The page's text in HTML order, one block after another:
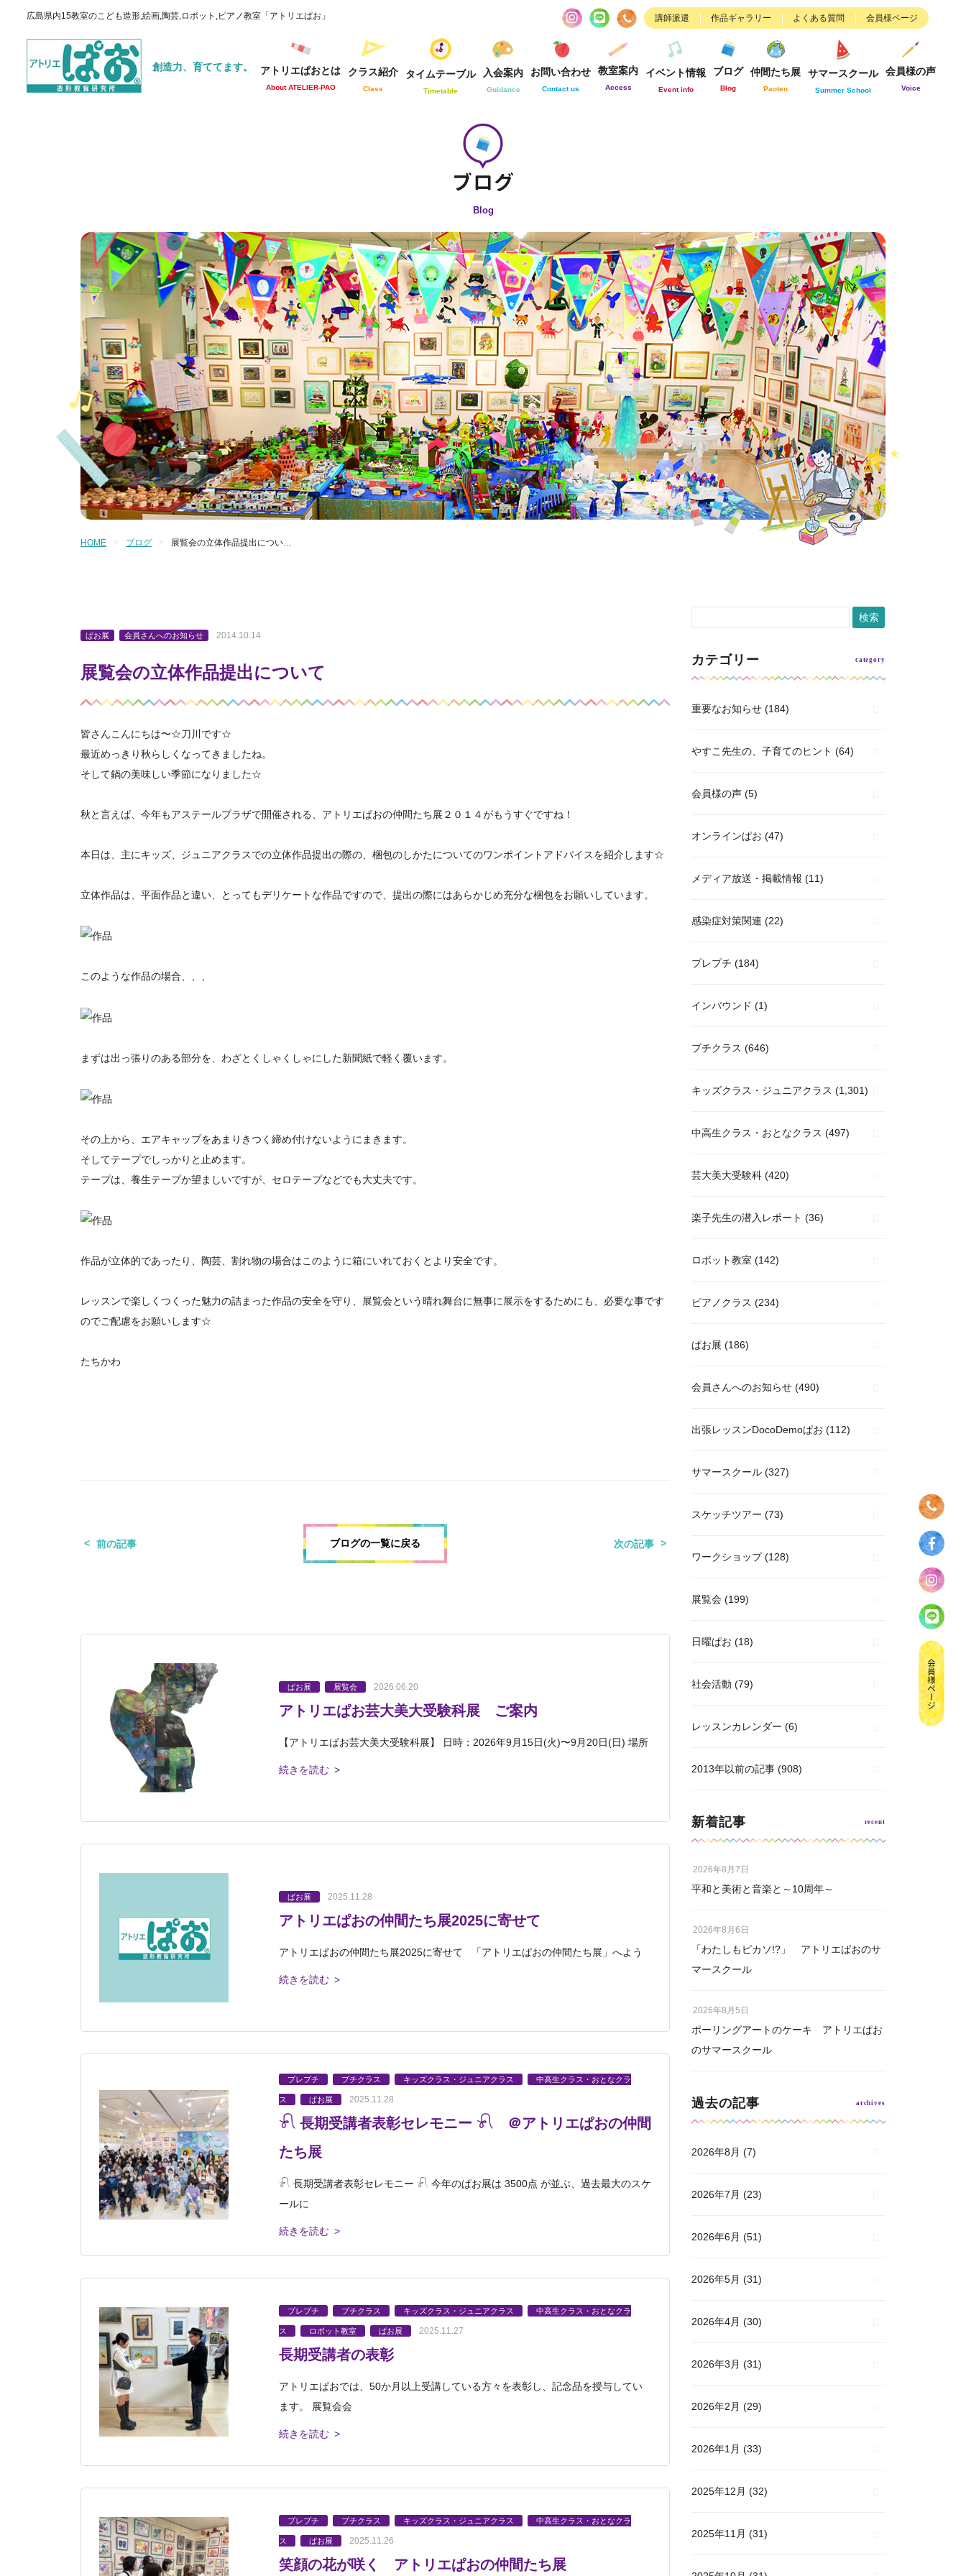
広島県内15教室のこども造形,絵画,陶芸,ロボット,ピアノ教室「アトリエぱお」 講師派遣 作品ギャラリー よくある質問 会員様ページ
創造力、育ててます。 アトリエぱおとは
About ATELIER-PAO
クラス紹介
Class
タイムテーブル
Timetable
入会案内
Guidance
お問い合わせ
Contact us
教室案内
Access
イベント情報
Event info
ブログ
Blog
仲間たち展
Paoten
サマースクール
Summer School
会員様の声
Voice
Blog
HOME ブログ 展覧会の立体作品提出につい…
ぱお展 会員さんへのお知らせ 2014.10.14
展覧会の立体作品提出について
皆さんこんにちは〜☆刀川です☆
最近めっきり秋らしくなってきましたね。
そして鍋の美味しい季節になりました☆
秋と言えば、今年もアステールプラザで開催される、アトリエぱおの仲間たち展２０１４がもうすぐですね！
本日は、主にキッズ、ジュニアクラスでの立体作品提出の際の、梱包のしかたについてのワンポイントアドバイスを紹介します☆
立体作品は、平面作品と違い、とってもデリケートな作品ですので、提出の際にはあらかじめ充分な梱包をお願いしています。
このような作品の場合、、、
まずは出っ張りのある部分を、わざとくしゃくしゃにした新聞紙で軽く覆います。
その上から、エアキャップをあまりきつく締め付けないようにまきます。
そしてテープでしっかりと止めます。
テープは、養生テープか望ましいですが、セロテープなどでも大丈夫です。
作品が立体的であったり、陶芸、割れ物の場合はこのように箱にいれておくとより安全です。
レッスンで楽しくつくった魅力の詰まった作品の安全を守り、展覧会という晴れ舞台に無事に展示をするためにも、必要な事です
のでご配慮をお願いします☆
たちかわ
前の記事 ブログの一覧に戻る 次の記事
ぱお展 展覧会 2026.06.20
アトリエぱお芸大美大受験科展 ご案内
【アトリエぱお芸大美大受験科展】 日時：2026年9月15日(火)〜9月20日(日) 場所
続きを読む >
ぱお展 2025.11.28
アトリエぱおの仲間たち展2025に寄せて
アトリエぱおの仲間たち展2025に寄せて 「アトリエぱおの仲間たち展」へよう
続きを読む >
プレプチ プチクラス キッズクラス・ジュニアクラス 中高生クラス・おとなクラ
ス ぱお展 2025.11.28
𓍯 長期受講者表彰セレモニー 𓍯 ＠アトリエぱおの仲間
たち展
𓍯 長期受講者表彰セレモニー 𓍯 今年のぱお展は 3500点 が並ぶ、過去最大のスケ
ールに
続きを読む >
プレプチ プチクラス キッズクラス・ジュニアクラス 中高生クラス・おとなクラ
ス ロボット教室 ぱお展 2025.11.27
長期受講者の表彰
アトリエぱおでは、50か月以上受講している方々を表彰し、記念品を授与してい
ます。 展覧会会
続きを読む >
プレプチ プチクラス キッズクラス・ジュニアクラス 中高生クラス・おとなクラ
ス ぱお展 2025.11.26
笑顔の花が咲く アトリエぱおの仲間たち展
カテゴリー
重要なお知らせ (184)
やすこ先生の、子育てのヒント (64)
会員様の声 (5)
オンラインぱお (47)
メディア放送・掲載情報 (11)
感染症対策関連 (22)
プレプチ (184)
インバウンド (1)
プチクラス (646)
キッズクラス・ジュニアクラス (1,301)
中高生クラス・おとなクラス (497)
芸大美大受験科 (420)
楽子先生の潜入レポート (36)
ロボット教室 (142)
ピアノクラス (234)
ぱお展 (186)
会員さんへのお知らせ (490)
出張レッスンDocoDemoぱお (112)
サマースクール (327)
スケッチツアー (73)
ワークショップ(128)
展覧会 (199)
日曜ぱお (18)
社会活動 (79)
レッスンカレンダー (6)
2013年以前の記事 (908)
新着記事
平和と美術と音楽と～10周年～
2026年8月7日
「わたしもピカソ!?」 アトリエぱおのサ
マースクール
2026年8月6日
ポーリングアートのケーキ アトリエぱお
のサマースクール
2026年8月5日
過去の記事
2026年8月 (7)
2026年7月 (23)
2026年6月 (51)
2026年5月 (31)
2026年4月 (30)
2026年3月 (31)
2026年2月 (29)
2026年1月 (33)
2025年12月 (32)
2025年11月 (31)